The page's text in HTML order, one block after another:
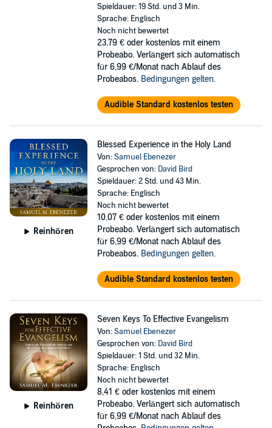
Spieldauer: 19 Std. und 3 Min.
Sprache: Englisch
Noch nicht bewertet
23,79 € oder kostenlos mit einem
Probeabo. Verlängert sich automatisch
für 6,99 €/Monat nach Ablauf des
Probeabos. Bedingungen gelten.
Audible Standard kostenlos testen
Reinhören
Blessed Experience in the Holy Land
Von:Samuel Ebenezer
Gesprochen von: David Bird
Spieldauer: 2 Std. und 43 Min.
Sprache: Englisch
Noch nicht bewertet
10,07 € oder kostenlos mit einem
Probeabo. Verlängert sich automatisch
für 6,99 €/Monat nach Ablauf des
Probeabos. Bedingungen gelten.
Audible Standard kostenlos testen
Reinhören
Seven Keys To Effective Evangelism
Von:Samuel Ebenezer
Gesprochen von: David Bird
Spieldauer: 1 Std. und 32 Min.
Sprache: Englisch
Noch nicht bewertet
8,41 € oder kostenlos mit einem
Probeabo. Verlängert sich automatisch
für 6,99 €/Monat nach Ablauf des